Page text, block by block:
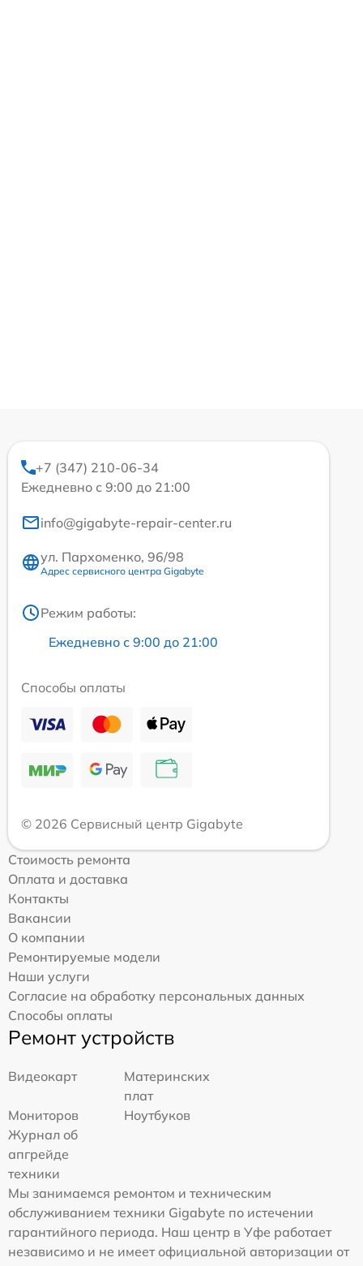
+7 (347) 210-06-34
Ежедневно с 9:00 до 21:00
info@gigabyte-repair-center.ru
ул. Пархоменко, 96/98
Адрес сервисного центра Gigabyte
Режим работы:
Ежедневно с 9:00 до 21:00
Способы оплаты
© 2026 Сервисный центр Gigabyte
Стоимость ремонта
Оплата и доставка
Контакты
Вакансии
О компании
Ремонтируемые модели
Наши услуги
Согласие на обработку персональных данных
Способы оплаты
Ремонт устройств
Видеокарт
Материнских
плат
Мониторов
Ноутбуков
Журнал об
апгрейде
техники
Мы занимаемся ремонтом и техническим
обслуживанием техники Gigabyte по истечении
гарантийного периода. Наш центр в Уфе работает
независимо и не имеет официальной авторизации от